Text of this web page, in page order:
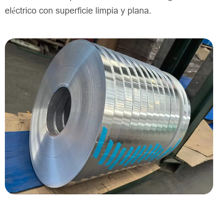
eléctrico con superficie limpia y plana.